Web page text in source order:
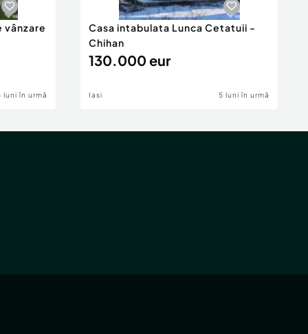
vânzare
luni în urmă
Casa intabulata Lunca Cetatuii -
Chihan
130.000 eur
Iasi 5 luni în urmă